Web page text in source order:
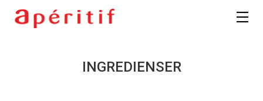
INGREDIENSER